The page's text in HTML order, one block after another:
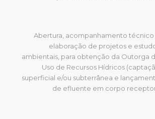
Abertura, acompanhamento técnico
elaboração de projetos e
ambientais, para obtenção da Outorga
Uso de Recursos Hídricos
superficial e/ou subterrânea e
de efluente em corpo